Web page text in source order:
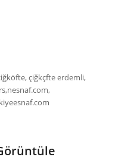
çiğkçfte erdemli,